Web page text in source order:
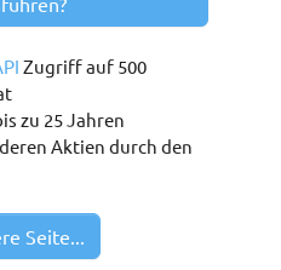
Zugriff auf 500
zu 25 Jahren
Aktien durch den
Seite...